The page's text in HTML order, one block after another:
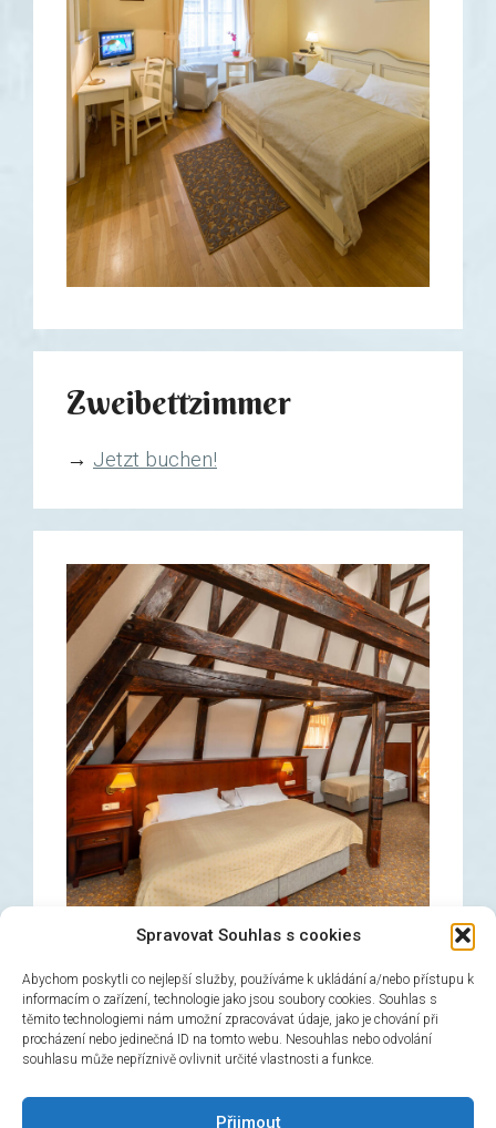
Spravovat Souhlas s cookies
Abychom poskytli co nejlepší služby, používáme k ukládání a/nebo přístupu k
informacím o zařízení, technologie jako jsou soubory cookies. Souhlas s
těmito technologiemi nám umožní zpracovávat údaje, jako je chování při
procházení nebo jedinečná ID na tomto webu. Nesouhlas nebo odvolání
souhlasu může nepříznivě ovlivnit určité vlastnosti a funkce.
Přijmout
Zweibettzimmer
→ Jetzt buchen!
Dreibetzimmer
→Jetzt buchen!